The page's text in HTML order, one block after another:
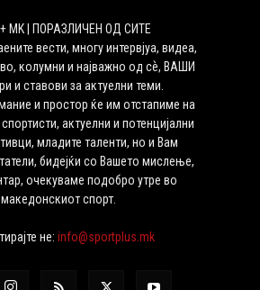
MK | ПОРАЗЛИЧЕН ОД СИТЕ
вести, многу интервјуа, видеа,
колумни и најважно од сѐ, ВАШИ
и ставови за актуелни теми.
и простор ќе им отстапиме на
актуелни и потенцијални
младите таленти, но и Вам
бидејќи со Вашето мислење,
очекуваме подобро утре во
македонскиот спорт.
не:info@sportplus.mk